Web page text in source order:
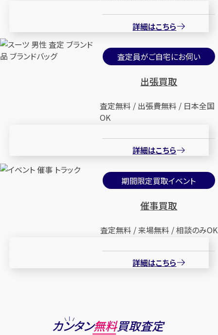
詳細はこちら
査定員がご自宅にお伺い
出張買取
査定無料 / 出張費無料 / 日本全国
OK
詳細はこちら
期間限定買取イベント
催事買取
査定無料 / 来場無料 / 相談のみOK
詳細はこちら
カンタン無料買取査定